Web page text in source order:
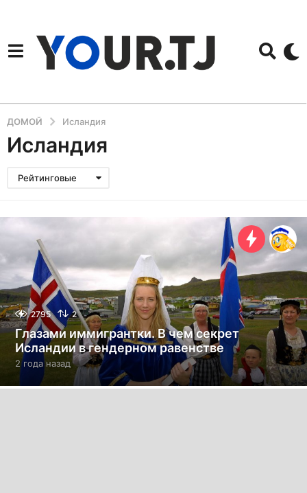
ДОМОЙ Исландия
Исландия
Рейтинговые
2795 2
Глазами иммигрантки. В чем секрет
Исландии в гендерном равенстве
2 года назад2
г
о